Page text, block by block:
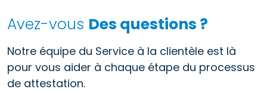
Avez-vous Des questions ?
Notre équipe du Service à la clientèle est là
pour vous aider à chaque étape du processus
de attestation.